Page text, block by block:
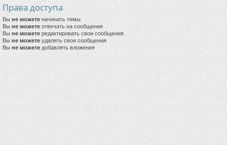
Права доступа
Вы не можете начинать темы
Вы не можете отвечать на сообщения
Вы не можете редактировать свои сообщения
Вы не можете удалять свои сообщения
Вы не можете добавлять вложения